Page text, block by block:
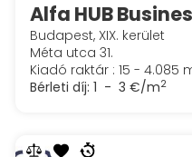
Alfa HUB
Budapest, XIX. kerület
Méta utca 31.
Kiadó raktár : 15 - 4.085
Bérleti díj: 1 - 3 €/m2